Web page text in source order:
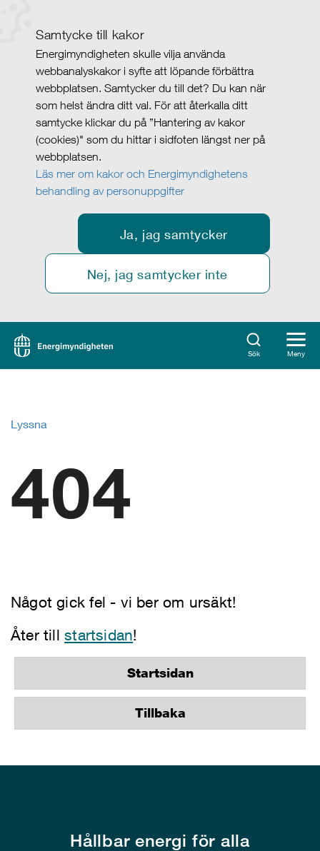
Samtycke till kakor
Energimyndigheten skulle vilja använda
webbanalyskakor i syfte att löpande förbättra
webbplatsen. Samtycker du till det? Du kan när
som helst ändra ditt val. För att återkalla ditt
samtycke klickar du på ”Hantering av kakor
(cookies)" som du hittar i sidfoten längst ner på
webbplatsen.
Läs mer om kakor och Energimyndighetens
behandling av personuppgifter
Ja, jag samtycker
Nej, jag samtycker inte
Sök Meny
Lyssna
404
Något gick fel - vi ber om ursäkt!
Åter tillstartsidan!
Startsidan
Tillbaka
Hållbar energi för alla